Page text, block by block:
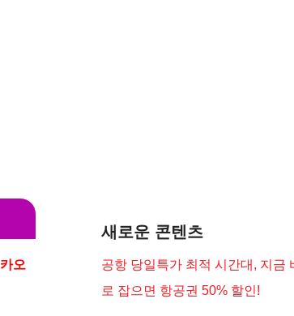
카오
새로운 콘텐츠
공항 당일특가 최적 시간대, 지금
로 잡으면 항공권 50% 할인!